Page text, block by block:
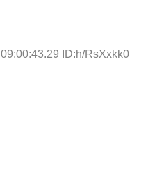
ID:h/RsXxkk0